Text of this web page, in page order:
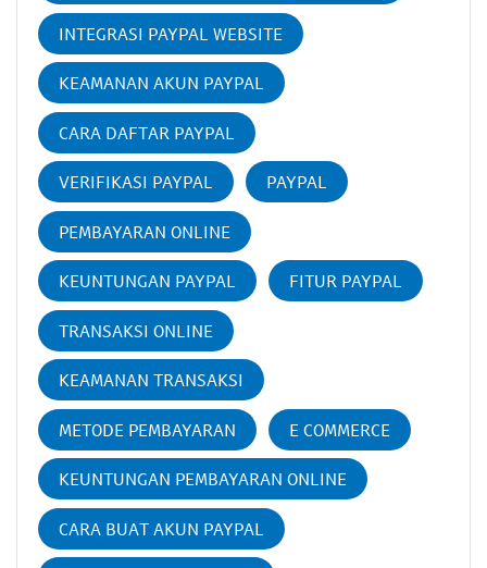
INTEGRASI PAYPAL WEBSITE
KEAMANAN AKUN PAYPAL
CARA DAFTAR PAYPAL
VERIFIKASI PAYPAL PAYPAL
PEMBAYARAN ONLINE
KEUNTUNGAN PAYPAL FITUR PAYPAL
TRANSAKSI ONLINE
KEAMANAN TRANSAKSI
METODE PEMBAYARAN E COMMERCE
KEUNTUNGAN PEMBAYARAN ONLINE
CARA BUAT AKUN PAYPAL